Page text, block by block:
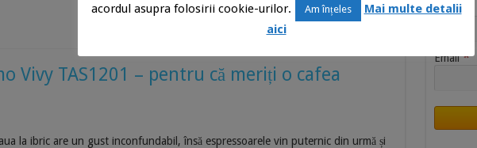
Vivy TAS1201 – pentru că meriți o cafea
la ibric are un gust inconfundabil, însă espressoarele vin puternic din urmă și
Nume
Email*
acordul asupra folosirii cookie-urilor.
Am înțeles
Mai multe detalii
aici